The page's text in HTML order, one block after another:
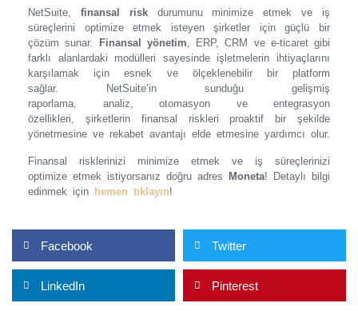
NetSuite, finansal riskdurumunu minimize etmek ve iş
süreçlerini optimize etmek isteyen şirketler için güçlü bir
çözüm sunar.
Finansal yönetim, ERP, CRM ve e-ticaret gibi
farklı alanlardaki modülleri sayesinde işletmelerin ihtiyaçlarını
karşılamak için esnek ve ölçeklenebilir bir platform
sağlar. NetSuite’in sunduğu gelişmiş
raporlama, analiz, otomasyon ve entegrasyon
özellikleri, şirketlerin finansal riskleri proaktif bir şekilde
yönetmesine ve rekabet avantajı elde etmesine yardımcı olur.
Finansal risklerinizi minimize etmek ve iş süreçlerinizi
optimize etmek istiyorsanız doğru adres
Moneta! Detaylı bilgi
edinmek için hemen tıklayın!
Facebook Twitter
LinkedIn Pinterest